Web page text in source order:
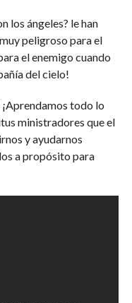
los ángeles? le han
peligroso para el
el enemigo cuando
del cielo!
todo lo
ministradores que el
y ayudarnos
a propósito para